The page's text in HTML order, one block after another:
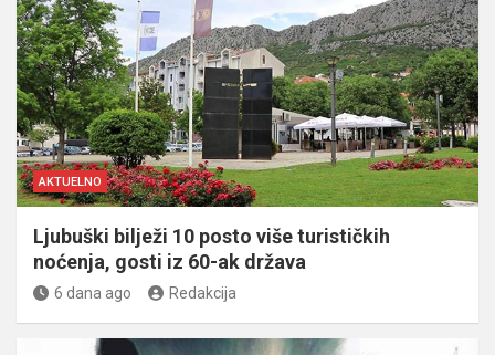
AKTUELNO
Ljubuški bilježi 10 posto više turističkih
noćenja, gosti iz 60-ak država
6 dana ago Redakcija